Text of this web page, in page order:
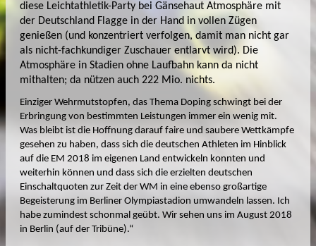
diese Leichtathletik-Party bei Gänsehaut Atmosphäre mit
der Deutschland Flagge in der Hand in vollen Zügen
genießen (und konzentriert verfolgen, damit man nicht gar
als nicht-fachkundiger Zuschauer entlarvt wird). Die
Atmosphäre in Stadien ohne Laufbahn kann da nicht
mithalten; da nützen auch 222 Mio. nichts.
Einziger Wehrmutstopfen, das Thema Doping schwingt bei der
Erbringung von bestimmten Leistungen immer ein wenig mit.
Was bleibt ist die Hoffnung darauf faire und saubere Wettkämpfe
gesehen zu haben, dass sich die deutschen Athleten im Hinblick
auf die EM 2018 im eigenen Land entwickeln konnten und
weiterhin können und dass sich die erzielten deutschen
Einschaltquoten zur Zeit der WM in eine ebenso großartige
Begeisterung im Berliner Olympiastadion umwandeln lassen. Ich
habe zumindest schonmal geübt. Wir sehen uns im August 2018
in Berlin (auf der Tribüne).“